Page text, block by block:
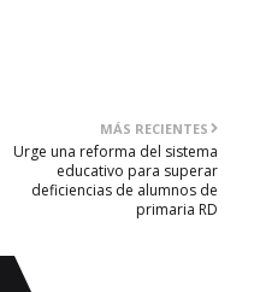
MÁS RECIENTES
Urge una reforma del sistema
educativo para superar
deficiencias de alumnos de
primaria RD